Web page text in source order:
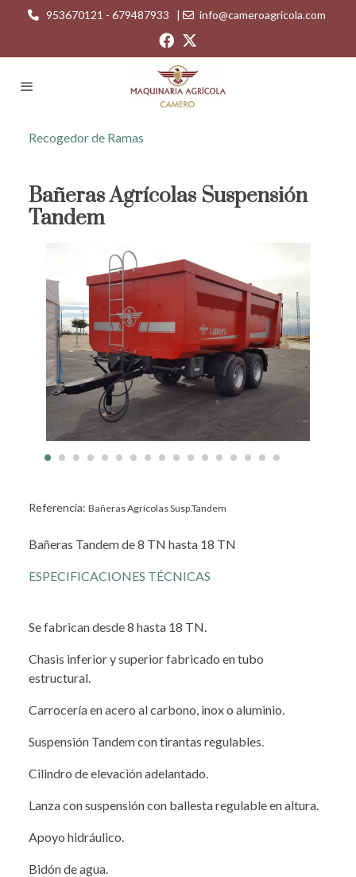
953670121 - 679487933 | info@cameroagricola.com
Recogedor de Ramas
Bañeras Agrícolas Suspensión
Tandem
Referencia: Bañeras Agrícolas Susp.Tandem
Bañeras Tandem de 8 TN hasta 18 TN
ESPECIFICACIONES TÉCNICAS
Se fabrican desde 8 hasta 18 TN.
Chasis inferior y superior fabricado en tubo
estructural.
Carrocería en acero al carbono, inox o aluminio.
Suspensión Tandem con tirantas regulables.
Cilindro de elevación adelantado.
Lanza con suspensión con ballesta regulable en altura.
Apoyo hidráulico.
Bidón de agua.